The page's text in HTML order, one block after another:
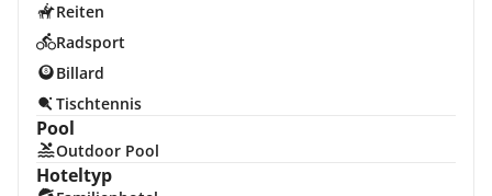
Reiten
Radsport
Billard
Tischtennis
Pool
Outdoor Pool
Hoteltyp